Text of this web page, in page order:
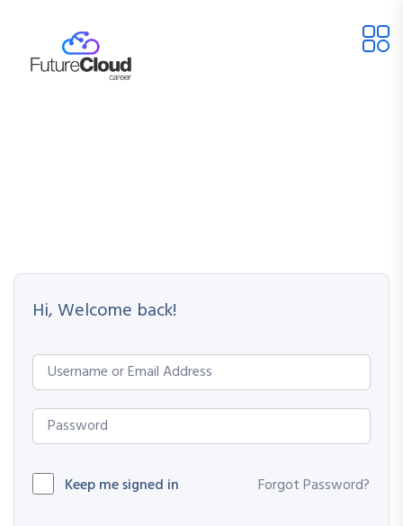
Hi, Welcome back!
Keep me signed in Forgot Password?